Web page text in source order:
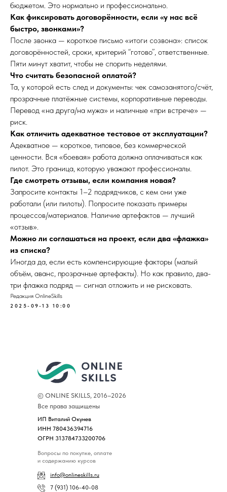
бюджетом. Это нормально и профессионально.
Как фиксировать договорённости, если «у нас всё
быстро, звонками»?
После звонка — короткое письмо «итоги созвона»: список
договорённостей, сроки, критерий “готово”, ответственные.
Пяти минут хватит, чтобы не спорить неделями.
Что считать безопасной оплатой?
Та, у которой есть след и документы: чек самозанятого/счёт,
прозрачные платёжные системы, корпоративные переводы.
Перевод «на друга/на мужа» и наличные «при встрече» —
риск.
Как отличить адекватное тестовое от эксплуатации?
Адекватное — короткое, типовое, без коммерческой
ценности. Вся «боевая» работа должна оплачиваться как
пилот. Это граница, которую уважают профессионалы.
Где смотреть отзывы, если компания новая?
Запросите контакты 1–2 подрядчиков, с кем они уже
работали (или пилоты). Попросите показать примеры
процессов/материалов. Наличие артефактов — лучший
«отзыв».
Можно ли соглашаться на проект, если два «флажка»
из списка?
Иногда да, если есть компенсирующие факторы (малый
объём, аванс, прозрачные артефакты). Но как правило, два-
три флажка подряд — сигнал отложить и не рисковать.
Редакция OnlineSkills
2025-09-13 10:00
ИП Виталий Окунев
ИНН 780436394716
ОГРН 313784733200706
© ONLINE SKILLS, 2016–2026
Все права защищены
Вопросы по покупке, оплате
и содержанию курсов
info@onlineskills.ru
7 (931) 106-40-08